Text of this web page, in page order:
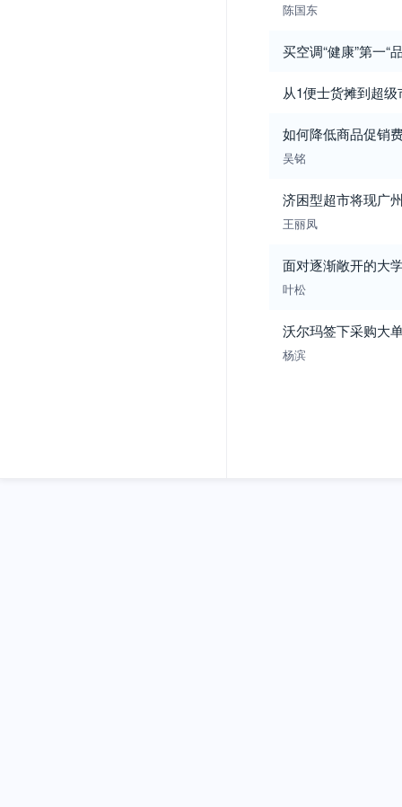
陈国东
买空调“健康”第一“
从1便士货摊到超级
如何降低商品促销
吴铭
济困型超市将现广
王丽凤
面对逐渐敞开的大
叶松
沃尔玛签下采购大
杨滨